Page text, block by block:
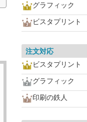
グラフィック
ビスタプリント
注文対応
ビスタプリント
グラフィック
印刷の鉄人